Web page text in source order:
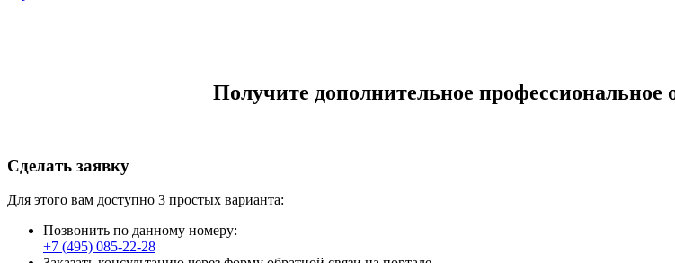
Получите дополнительное профессиональное
Сделать заявку
Для этого вам доступно 3 простых варианта:
Позвонить по данному номеру:
+7 (495) 085-22-28